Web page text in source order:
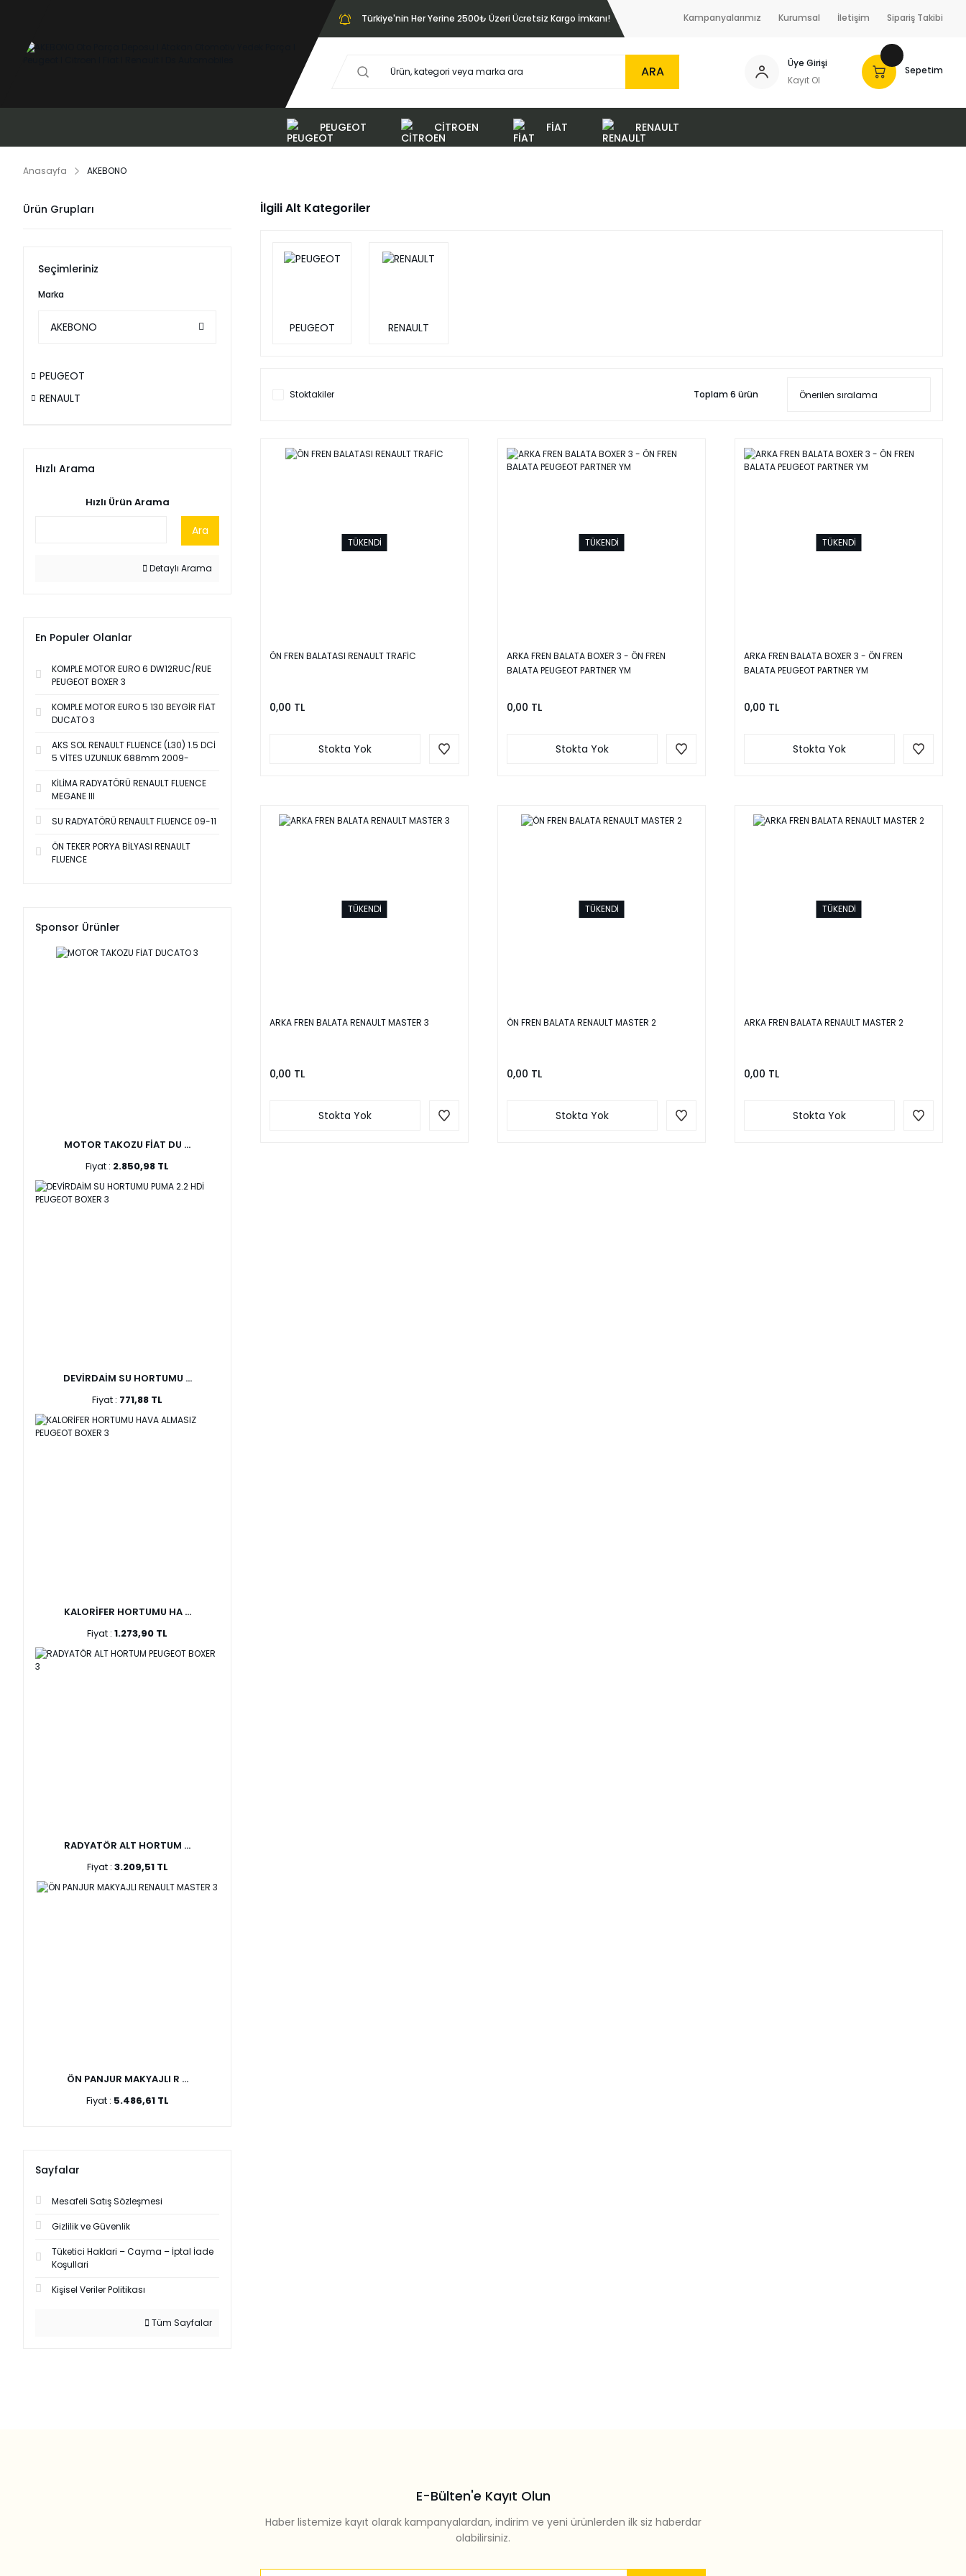
Türkiye'nin Her Yerine 2500₺ Üzeri Ücretsiz Kargo İmkanı! Kampanyalarımız Kurumsal İletişim Sipariş Takibi
ARA
Üye Girişi
Kayıt Ol
Sepetim
PEUGEOT CİTROEN FİAT RENAULT
Anasayfa AKEBONO
Ürün Grupları
Seçimleriniz
Marka
AKEBONO
PEUGEOT
RENAULT
Hızlı Arama
Hızlı Ürün Arama
Ara
Detaylı Arama
En Populer Olanlar
KOMPLE MOTOR EURO 6 DW12RUC/RUE
PEUGEOT BOXER 3
KOMPLE MOTOR EURO 5 130 BEYGİR FİAT
DUCATO 3
AKS SOL RENAULT FLUENCE (L30) 1.5 DCİ
5 VİTES UZUNLUK 688mm 2009-
KİLİMA RADYATÖRÜ RENAULT FLUENCE
MEGANE III
SU RADYATÖRÜ RENAULT FLUENCE 09-11
ÖN TEKER PORYA BİLYASI RENAULT
FLUENCE
Sponsor Ürünler
MOTOR TAKOZU FİAT DU ...
Fiyat : 2.850,98 TL
DEVİRDAİM SU HORTUMU ...
Fiyat : 771,88 TL
KALORİFER HORTUMU HA ...
Fiyat : 1.273,90 TL
RADYATÖR ALT HORTUM ...
Fiyat : 3.209,51 TL
ÖN PANJUR MAKYAJLI R ...
Fiyat : 5.486,61 TL
Sayfalar
Mesafeli Satış Sözleşmesi
Gizlilik ve Güvenlik
Tüketici Haklari – Cayma – İptal İade
Koşullari
Kişisel Veriler Politikası
Tüm Sayfalar
İlgili Alt Kategoriler
PEUGEOT RENAULT
Stoktakiler Toplam 6 ürün
TÜKENDİ
ÖN FREN BALATASI RENAULT TRAFİC
0,00 TL
Stokta Yok
TÜKENDİ
ARKA FREN BALATA BOXER 3 - ÖN FREN
BALATA PEUGEOT PARTNER YM
0,00 TL
Stokta Yok
TÜKENDİ
ARKA FREN BALATA BOXER 3 - ÖN FREN
BALATA PEUGEOT PARTNER YM
0,00 TL
Stokta Yok
TÜKENDİ
ARKA FREN BALATA RENAULT MASTER 3
0,00 TL
Stokta Yok
TÜKENDİ
ÖN FREN BALATA RENAULT MASTER 2
0,00 TL
Stokta Yok
TÜKENDİ
ARKA FREN BALATA RENAULT MASTER 2
0,00 TL
Stokta Yok
E-Bülten'e Kayıt Olun
Haber listemize kayıt olarak kampanyalardan, indirim ve yeni ürünlerden ilk siz haberdar
olabilirsiniz.